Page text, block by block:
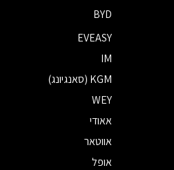
BYD
EVEASY
IM
KGM (סאנגיונג)
WEY
אאודי
אווטאר
אופל